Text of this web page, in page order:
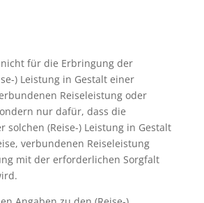
für die Erbringung der
) Leistung in Gestalt einer
Reiseleistung oder
nur dafür, dass die
solchen (Reise-) Leistung in Gestalt
verbundenen Reiseleistung
mit der erforderlichen Sorgfalt